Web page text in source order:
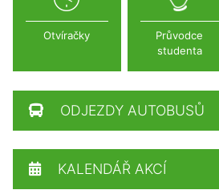
Otvíračky
Průvodce
studenta
ODJEZDY AUTOBUSŮ
KALENDÁŘ AKCÍ